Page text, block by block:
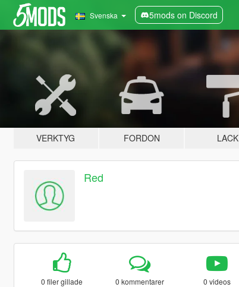
Svenska 5mods on Discord
VERKTYG FORDON LACK
Red
0 filer gillade 0 kommentarer 0 videos